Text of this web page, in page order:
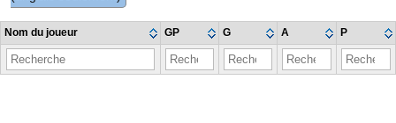
Nom du joueur GP G A P